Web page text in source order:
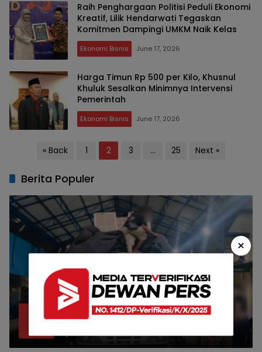
Raih Penghargaan Politisi Peduli Ekonomi
Kreatif, Lilik Hendarwati Tegaskan
Komitmen Dampingi UMKM Naik Kelas
Ekonomi Bisnis June 17, 2026
Harga Timun Rp 500 per Kilo, Khusnul
Khuluk Sesalkan Minimnya Intervensi
Pemerintah
Ekonomi Bisnis June 17, 2026
Posts« Back 1 2 3 … 25 Next »
Berita Populer
Bea Cukai Malang Sita 172 Ribu Batang
Rokok Ilegal Bermodus Kemasan Sabun
April 22, 2026
×